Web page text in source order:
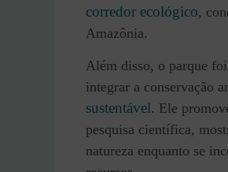
corredor ecológico,
Amazônia.
Além disso, o parque
integrar a conservação
sustentável. Ele
pesquisa científica,
natureza enquanto se